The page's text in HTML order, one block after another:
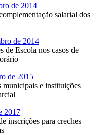
de 2014
salarial dos
de 2014
de Escola nos casos de
de 2015
municipais e instituições
2017
inscrições para creches